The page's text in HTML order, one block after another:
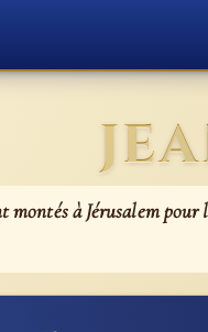
montés à Jérusalem